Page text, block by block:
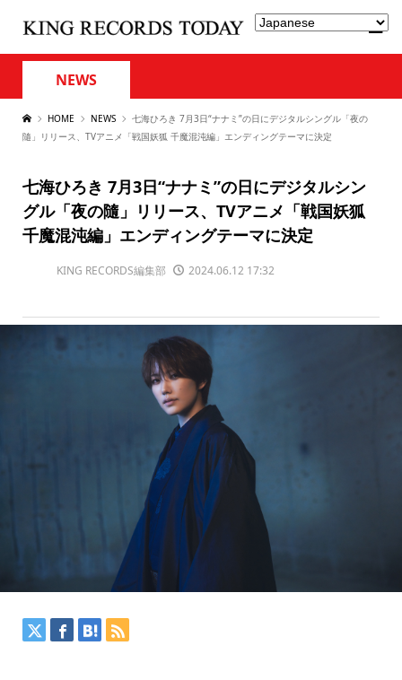
NEWS
HOME NEWS
七海ひろき 7月3日“ナナミ”の日にデジタルシングル「夜の
隨」リリース、TVアニメ「戦国妖狐 千魔混沌編」エンディングテーマに決定
七海ひろき 7月3日“ナナミ”の日にデジタルシン
グル「夜の隨」リリース、TVアニメ「戦国妖狐
千魔混沌編」エンディングテーマに決定
KING RECORDS編集部 2024.06.12 17:32